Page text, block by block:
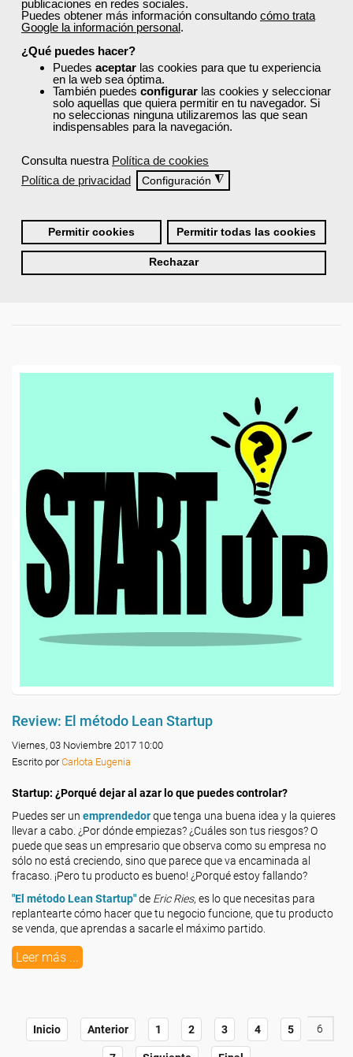
publicaciones en redes sociales.
Puedes obtener más información consultando cómo trata
Google la información personal.
¿Qué puedes hacer?
Puedes aceptar las cookies para que tu experiencia
en la web sea óptima.
También puedes configurar las cookies y seleccionar
solo aquellas que quiera permitir en tu navegador. Si
no seleccionas ninguna utilizaremos las que sean
indispensables para la navegación.
Consulta nuestra Política de cookies
Política de privacidad
Configuración ◮
Permitir cookies Permitir todas las cookies
Rechazar
Los 7 hábitos de una persona altamente efectiva
Escrito porSara Nuñez
¿A qué viene un título tan rebuscado?Bueno, por si no lo sabias se
llamado Sócrates americano, y publicado inicialmente en 1989.
Desde entonces se ha vendido más de 25 millones de copias en 52
idiomas. Este libro trata de que alcances una vida profesional y
Review: El método Lean Startup
Viernes, 03 Noviembre 2017 10:00
Escrito porCarlota Eugenia
Startup: ¿Porqué dejar al azar lo que puedes controlar?
Puedes ser un emprendedorque tenga una buena idea y la quieres
llevar a cabo. ¿Por dónde empiezas? ¿Cuáles son tus riesgos? O
puede que seas un empresario que observa como su empresa no
sólo no está creciendo, sino que parece que va encaminada al
fracaso. ¡Pero tu producto es bueno! ¿Porqué estoy fallando?
"El método Lean Startup"de Eric Ries, es lo que necesitas para
replantearte cómo hacer que tu negocio funcione, que tu producto
se venda, que aprendas a sacarle el máximo partido.
Leer más ...
Inicio Anterior 1 2 3 4 5 6